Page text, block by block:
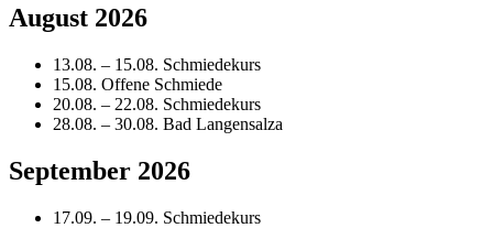
August 2026
13.08. – 15.08. Schmiedekurs
15.08. Offene Schmiede
20.08. – 22.08. Schmiedekurs
28.08. – 30.08. Bad Langensalza
September 2026
17.09. – 19.09. Schmiedekurs